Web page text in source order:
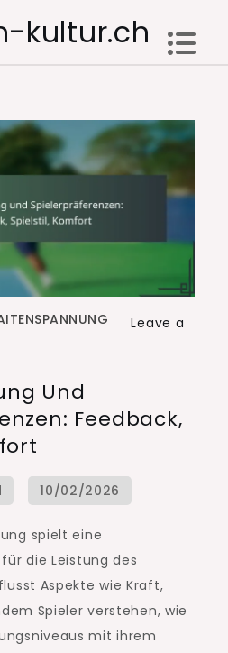
kultur.ch
Leave a
Und
Feedback,
spielt eine
die Leistung des
Aspekte wie Kraft,
Spieler verstehen, wie
mit ihrem